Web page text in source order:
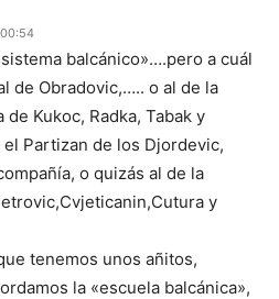
balcánico»….pero a cuál
de Obradovic,….. o al de la
Kukoc, Radka, Tabak y
el Partizan de los Djordevic,
o quizás al de la
y
tenemos unos añitos,
la «escuela balcánica»,